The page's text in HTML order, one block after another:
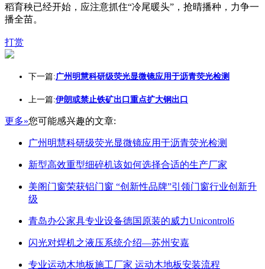
稻育秧已经开始，应注意抓住“冷尾暖头”，抢晴播种，力争一
播全苗。
打赏
下一篇:广州明慧科研级荧光显微镜应用于沥青荧光检测
上一篇:伊朗或禁止铁矿出口重点扩大钢出口
更多»您可能感兴趣的文章:
广州明慧科研级荧光显微镜应用于沥青荧光检测
新型高效重型细碎机该如何选择合适的生产厂家
美阁门窗荣获铝门窗 “创新性品牌”引领门窗行业创新升
级
青岛办公家具专业设备德国原装的威力Unicontrol6
闪光对焊机之液压系统介绍—苏州安嘉
专业运动木地板施工厂家 运动木地板安装流程